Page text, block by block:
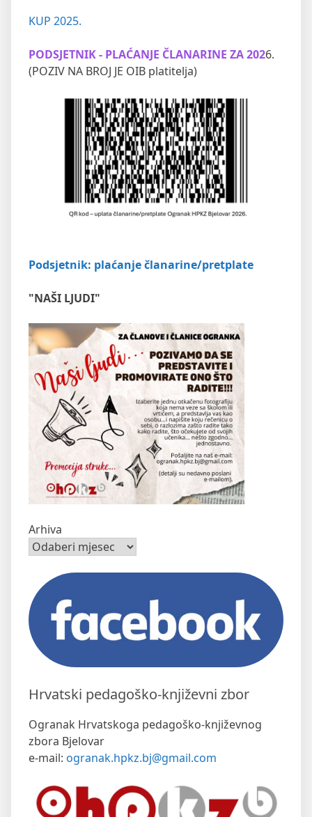
KUP 2025.
PODSJETNIK - PLAĆANJE ČLANARINE ZA 2026.
(POZIV NA BROJ JE OIB platitelja)
Podsjetnik: plaćanje članarine/pretplate
"NAŠI LJUDI"
Arhiva
Hrvatski pedagoško-književni zbor
Ogranak Hrvatskoga pedagoško-književnog
zbora Bjelovar
e-mail: ogranak.hpkz.bj@gmail.com